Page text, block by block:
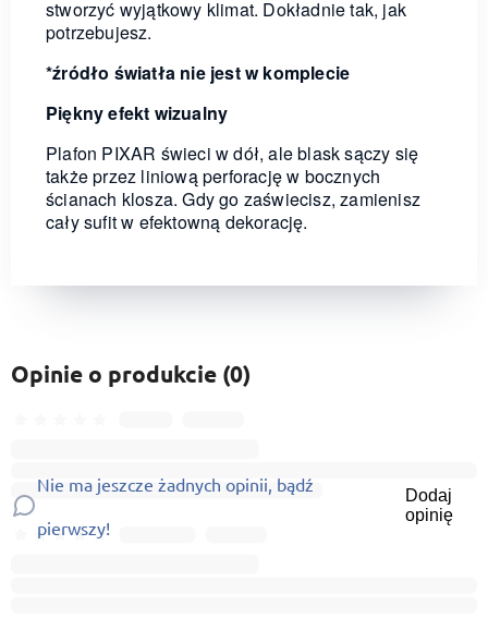
stworzyć wyjątkowy klimat. Dokładnie tak, jak
potrzebujesz.
*źródło światła nie jest w komplecie
Piękny efekt wizualny
Plafon PIXAR świeci w dół, ale blask sączy się
także przez liniową perforację w bocznych
ścianach klosza. Gdy go zaświecisz, zamienisz
cały sufit w efektowną dekorację.
Opinie o produkcie (0)
Nie ma jeszcze żadnych opinii, bądź
pierwszy!
Dodaj
opinię